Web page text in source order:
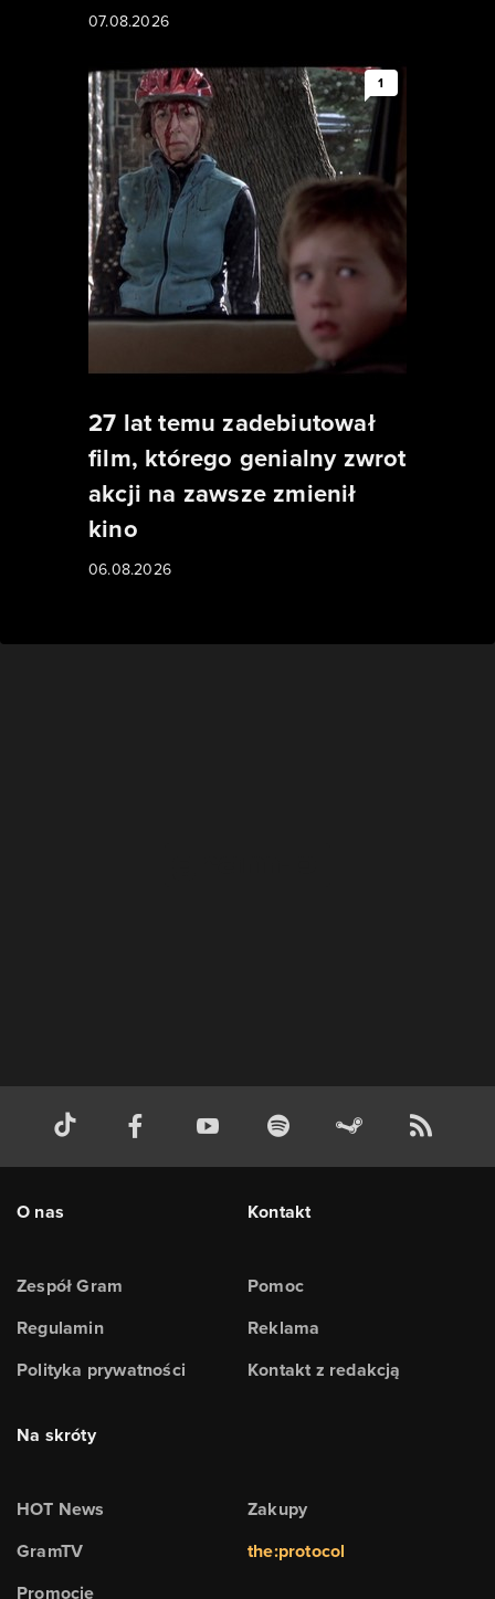
07.08.2026
1
27 lat temu zadebiutował
film, którego genialny zwrot
akcji na zawsze zmienił
kino
06.08.2026
O nas
Zespół Gram
Regulamin
Polityka prywatności
Kontakt
Pomoc
Reklama
Kontakt z redakcją
Na skróty
HOT News
GramTV
Promocje
Zakupy
the:protocol